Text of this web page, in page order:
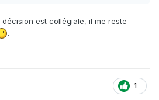
décision est collégiale, il me reste
.
1